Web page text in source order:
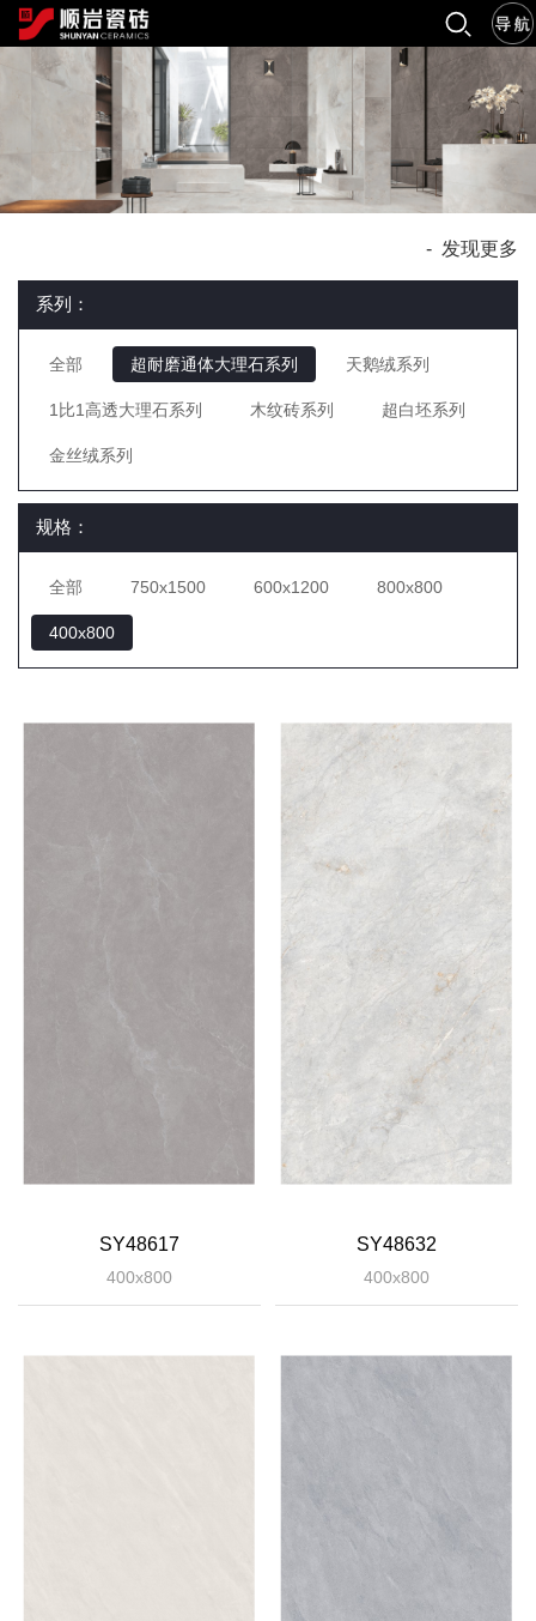
- 发现更多
系列：
全部 超耐磨通体大理石系列 天鹅绒系列
1比1高透大理石系列 木纹砖系列 超白坯系列
金丝绒系列
规格：
全部 750x1500 600x1200 800x800
400x800
SY48617
400x800
SY48632
400x800